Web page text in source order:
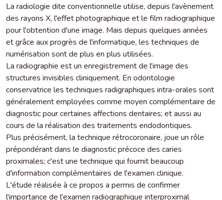
La radiologie dite conventionnelle utilise, depuis l'avènement
des rayons X, l'effet photographique et le film radiographique
pour l'obtention d'une image. Mais depuis quelques années
et grâce aux progrès de l'informatique, les techniques de
numérisation sont de plus en plus utilisées.
La radiographie est un enregistrement de l'image des
structures invisibles cliniquement. En odontologie
conservatrice les techniques radigraphiques intra-orales sont
généralement employées comme moyen complémentaire de
diagnostic pour certaines affections dentaires; et aussi au
cours de la réalisation des traitements endodontiques.
Plus précisément, la technique rétrocoronaire, joue un rôle
prépondérant dans le diagnostic précoce des caries
proximales; c'est une technique qui fournit beaucoup
d'information complémentaires de l'examen clinique.
L'étude réalisée à ce propos a permis de confirmer
l'importance de l'examen radiographique interproximal